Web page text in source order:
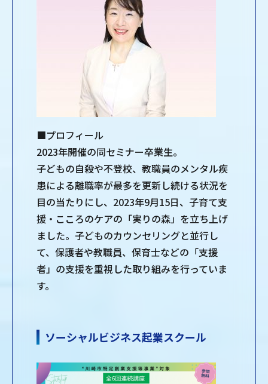
■プロフィール
2023年開催の同セミナー卒業生。
子どもの自殺や不登校、教職員のメンタル疾
患による離職率が最多を更新し続ける状況を
目の当たりにし、2023年9月15日、子育て支
援・こころのケアの「実りの森」を立ち上げ
ました。子どものカウンセリングと並行し
て、保護者や教職員、保育士などの「支援
者」の支援を重視した取り組みを行っていま
す。
ソーシャルビジネス起業スクール